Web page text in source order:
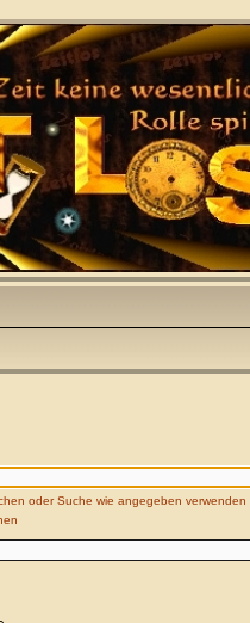
oder Suche wie angegeben verwenden